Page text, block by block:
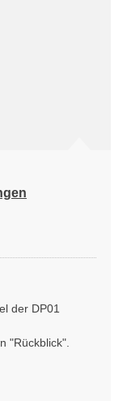
der DP01
"Rückblick".